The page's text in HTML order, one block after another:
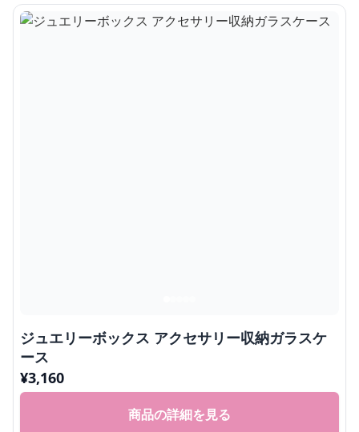
ジュエリーボックス アクセサリー収納ガラスケ
ース
¥3,160
商品の詳細を見る